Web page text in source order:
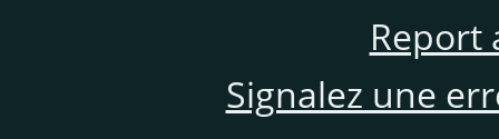
Report
Signalez une